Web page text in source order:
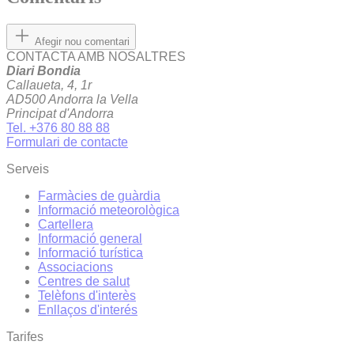
Afegir nou comentari
CONTACTA AMB NOSALTRES
Diari Bondia
Callaueta, 4, 1r
AD500 Andorra la Vella
Principat d'Andorra
Tel. +376 80 88 88
Formulari de contacte
Serveis
Farmàcies de guàrdia
Informació meteorològica
Cartellera
Informació general
Informació turística
Associacions
Centres de salut
Telèfons d'interès
Enllaços d'interés
Tarifes